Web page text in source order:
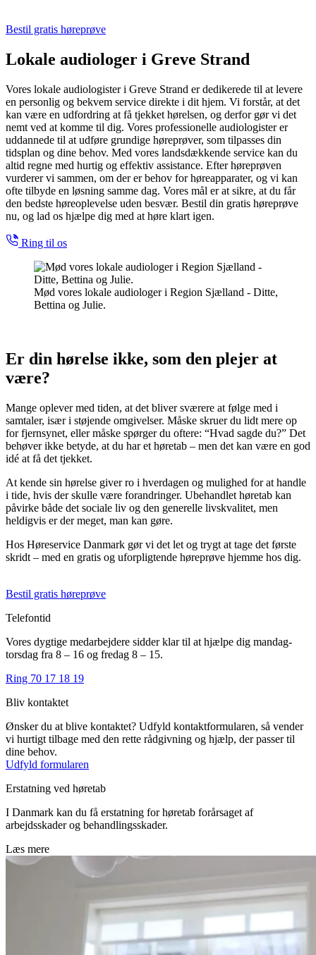
Bestil gratis høreprøve
Lokale audiologer i Greve Strand
Vores lokale audiologister i Greve Strand er dedikerede til at levere
en personlig og bekvem service direkte i dit hjem. Vi forstår, at det
kan være en udfordring at få tjekket hørelsen, og derfor gør vi det
nemt ved at komme til dig. Vores professionelle audiologister er
uddannede til at udføre grundige høreprøver, som tilpasses din
tidsplan og dine behov. Med vores landsdækkende service kan du
altid regne med hurtig og effektiv assistance. Efter høreprøven
vurderer vi sammen, om der er behov for høreapparater, og vi kan
ofte tilbyde en løsning samme dag. Vores mål er at sikre, at du får
den bedste høreoplevelse uden besvær. Bestil din gratis høreprøve
nu, og lad os hjælpe dig med at høre klart igen.
Ring til os
Mød vores lokale audiologer i Region Sjælland - Ditte,
Bettina og Julie.
Er din hørelse ikke, som den plejer at
være?
Mange oplever med tiden, at det bliver sværere at følge med i
samtaler, især i støjende omgivelser. Måske skruer du lidt mere op
for fjernsynet, eller måske spørger du oftere: “Hvad sagde du?” Det
behøver ikke betyde, at du har et høretab – men det kan være en god
idé at få det tjekket.
At kende sin hørelse giver ro i hverdagen og mulighed for at handle
i tide, hvis der skulle være forandringer. Ubehandlet høretab kan
påvirke både det sociale liv og den generelle livskvalitet, men
heldigvis er der meget, man kan gøre.
Hos Høreservice Danmark gør vi det let og trygt at tage det første
skridt – med en gratis og uforpligtende høreprøve hjemme hos dig.
Bestil gratis høreprøve
Telefontid
Vores dygtige medarbejdere sidder klar til at hjælpe dig mandag-
torsdag fra 8 – 16 og fredag 8 – 15.
Ring 70 17 18 19
Bliv kontaktet
Ønsker du at blive kontaktet? Udfyld kontaktformularen, så vender
vi hurtigt tilbage med den rette rådgivning og hjælp, der passer til
dine behov.
Udfyld formularen
Erstatning ved høretab
I Danmark kan du få erstatning for høretab forårsaget af
arbejdsskader og behandlingsskader.
Læs mere